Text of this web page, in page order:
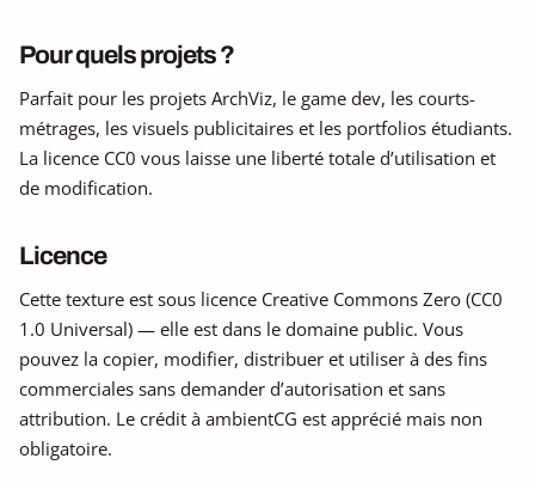
Pour quels projets ?
Parfait pour les projets ArchViz, le game dev, les courts-
métrages, les visuels publicitaires et les portfolios étudiants.
La licence CC0 vous laisse une liberté totale d’utilisation et
de modification.
Licence
Cette texture est sous licence Creative Commons Zero (CC0
1.0 Universal) — elle est dans le domaine public. Vous
pouvez la copier, modifier, distribuer et utiliser à des fins
commerciales sans demander d’autorisation et sans
attribution. Le crédit à ambientCG est apprécié mais non
obligatoire.